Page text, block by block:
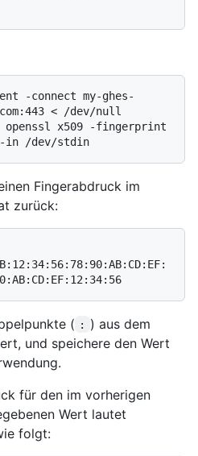
-connect my-ghes-
< /dev/null
x509 -fingerprint
Fingerabdruck im
zurück:
( :
) aus dem
und speichere den Wert
für den im vorherigen
Wert lautet
folgt: